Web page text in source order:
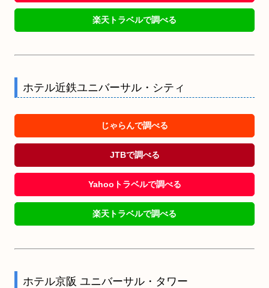
楽天トラベルで調べる
ホテル近鉄ユニバーサル・シティ
じゃらんで調べる
JTBで調べる
Yahooトラベルで調べる
楽天トラベルで調べる
ホテル京阪 ユニバーサル・タワー